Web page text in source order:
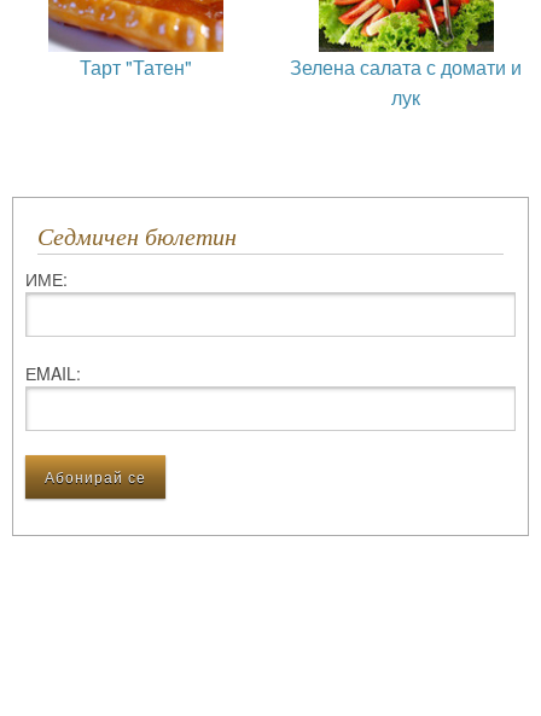
Тарт "Татен"
Зелена салата с домати и
лук
Седмичен бюлетин
ИМЕ:
ЕMAIL: